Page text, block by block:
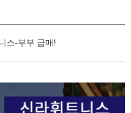
스-부부 급매!